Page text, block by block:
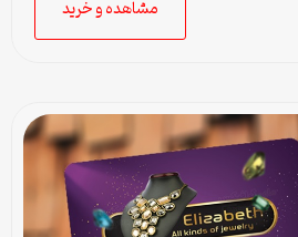
مشاهده و خرید